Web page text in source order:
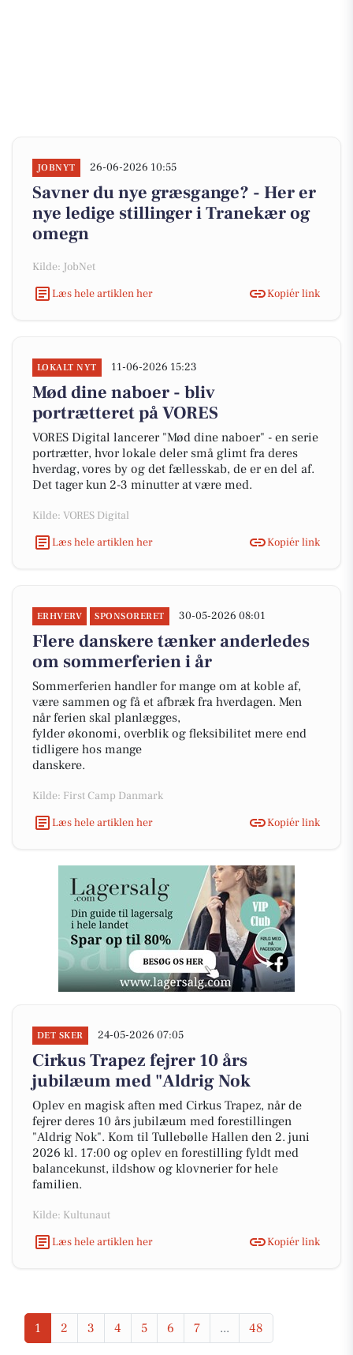
JOBNYT 26-06-2026 10:55
Savner du nye græsgange? - Her er
nye ledige stillinger i Tranekær og
omegn
Kilde: JobNet
Læs hele artiklen her
Kopiér link
LOKALT NYT 11-06-2026 15:23
Mød dine naboer - bliv
portrætteret på VORES
VORES Digital lancerer "Mød dine naboer" - en serie
portrætter, hvor lokale deler små glimt fra deres
hverdag, vores by og det fællesskab, de er en del af.
Det tager kun 2-3 minutter at være med.
Kilde: VORES Digital
Læs hele artiklen her
Kopiér link
ERHVERV SPONSORERET 30-05-2026 08:01
Flere danskere tænker anderledes
om sommerferien i år
Sommerferien handler for mange om at koble af,
være sammen og få et afbræk fra hverdagen. Men
når ferien skal planlægges,
fylder økonomi, overblik og fleksibilitet mere end
tidligere hos mange
danskere.
Kilde: First Camp Danmark
Læs hele artiklen her
Kopiér link
DET SKER 24-05-2026 07:05
Cirkus Trapez fejrer 10 års
jubilæum med "Aldrig Nok
Oplev en magisk aften med Cirkus Trapez, når de
fejrer deres 10 års jubilæum med forestillingen
"Aldrig Nok". Kom til Tullebølle Hallen den 2. juni
2026 kl. 17:00 og oplev en forestilling fyldt med
balancekunst, ildshow og klovnerier for hele
familien.
Kilde: Kultunaut
Læs hele artiklen her
Kopiér link
1 2 3 4 5 6 7 ... 48